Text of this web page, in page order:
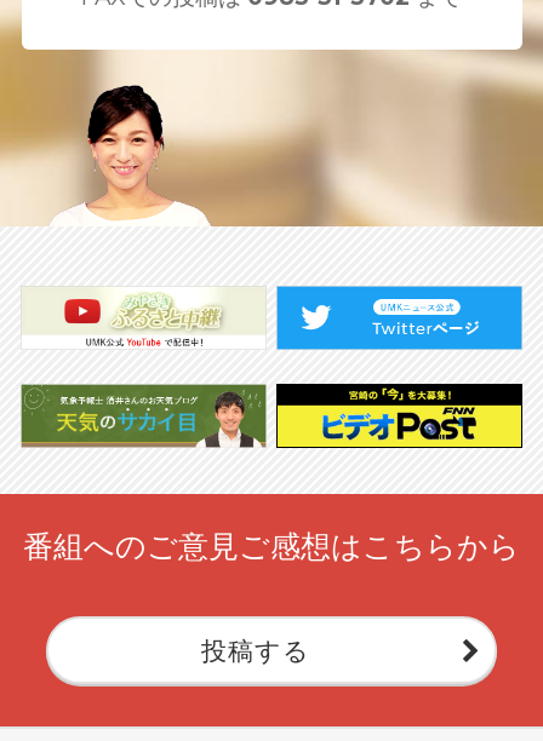
番組へのご意見ご感想はこちらから
投稿する